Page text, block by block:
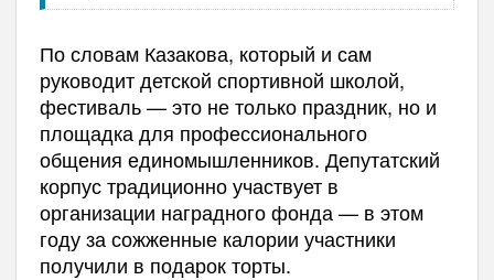
По словам Казакова, который и сам
руководит детской спортивной школой,
фестиваль — это не только праздник, но и
площадка для профессионального
общения единомышленников. Депутатский
корпус традиционно участвует в
организации наградного фонда — в этом
году за сожженные калории участники
получили в подарок торты.